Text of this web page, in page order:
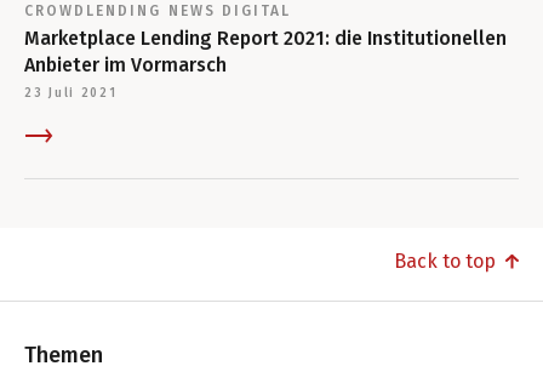
CROWDLENDING NEWS DIGITAL
Marketplace Lending Report 2021: die Institutionellen
Anbieter im Vormarsch
23 Juli 2021
Back to top
Themen